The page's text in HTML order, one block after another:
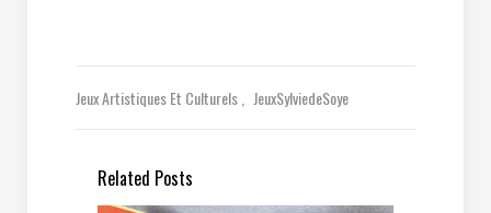
Jeux Artistiques Et Culturels JeuxSylviedeSoye
Related Posts